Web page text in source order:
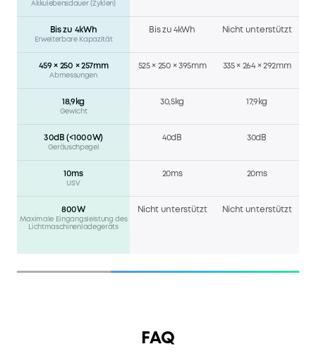
Akkulebensdauer (Zyklen)
Bis zu 4kWh
Erweiterbare Kapazität
Bis zu 4kWh Nicht unterstützt
459 × 250 × 257mm
Abmessungen
525 × 250 × 395mm 335 × 264 × 292mm
18,9kg
Gewicht
30,5kg 17,9kg
30dB (<1000W)
Geräuschpegel
40dB 30dB
10ms
USV
20ms 20ms
800W
Maximale Eingangsleistung des
Lichtmaschinenladegeräts
Nicht unterstützt Nicht unterstützt
FAQ